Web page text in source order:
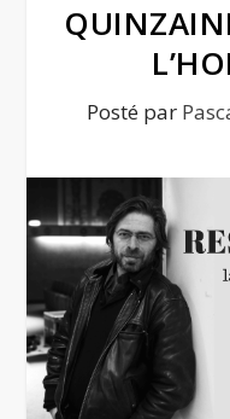
Posté par